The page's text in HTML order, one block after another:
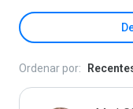
Ordenar por: